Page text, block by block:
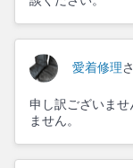
愛着修理
申し訳ございませ
ません。